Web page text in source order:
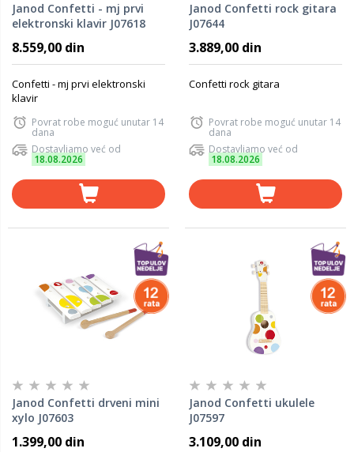
Janod Confetti - mj prvi
elektronski klavir J07618
8.559,00 din
Confetti - mj prvi elektronski
klavir
Povrat robe moguć unutar 14
dana
Dostavljamo već od
18.08.2026
Janod Confetti rock gitara
J07644
3.889,00 din
Confetti rock gitara
Povrat robe moguć unutar 14
dana
Dostavljamo već od
18.08.2026
Janod Confetti drveni mini
xylo J07603
1.399,00 din
Janod Confetti ukulele
J07597
3.109,00 din